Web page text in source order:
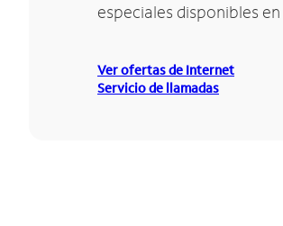
especiales disponibles
Ver ofertas de Internet
Servicio de llamadas